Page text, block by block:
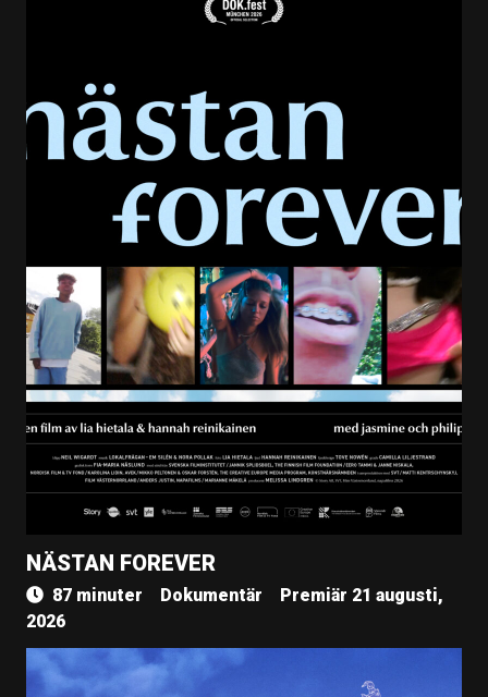
NÄSTAN FOREVER
87 minuter Dokumentär
Premiär 21 augusti,
2026